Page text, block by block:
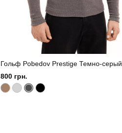
Гольф Pobedov Prestige Темно-серый
800 грн.